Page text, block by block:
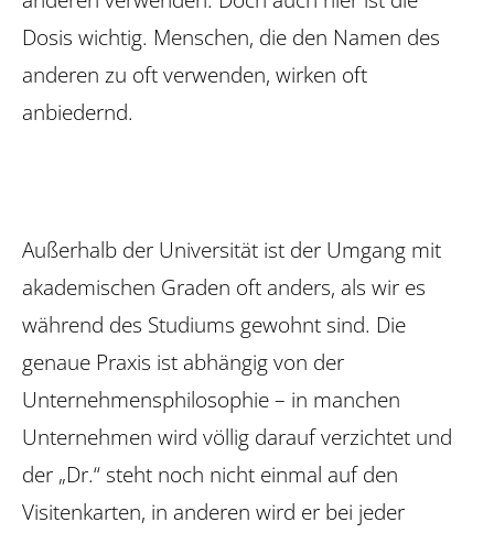
Dosis wichtig. Menschen, die den Namen des
anderen zu oft verwenden, wirken oft
anbiedernd.
Außerhalb der Universität ist der Umgang mit
akademischen Graden oft anders, als wir es
während des Studiums gewohnt sind. Die
genaue Praxis ist abhängig von der
Unternehmensphilosophie – in manchen
Unternehmen wird völlig darauf verzichtet und
der „Dr.“ steht noch nicht einmal auf den
Visitenkarten, in anderen wird er bei jeder